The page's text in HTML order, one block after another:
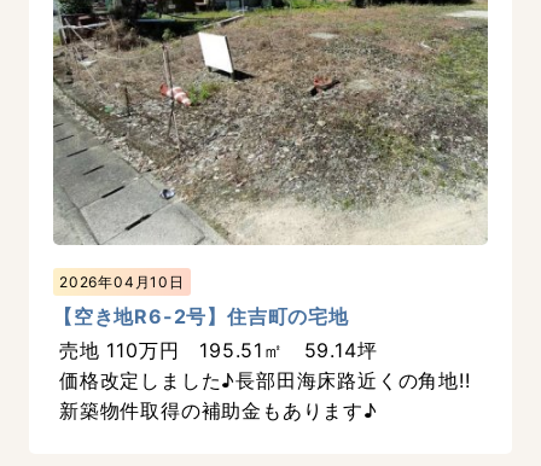
2026年04月10日
【空き地R6-2号】住吉町の宅地
売地 110万円 195.51㎡ 59.14坪
価格改定しました♪長部田海床路近くの角地!!
新築物件取得の補助金もあります♪